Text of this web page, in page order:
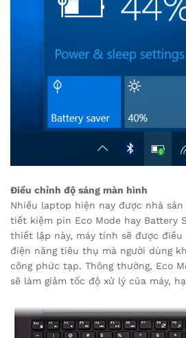
Điều chỉnh độ sáng màn hình
Nhiều laptop hiện nay được nhà
tiết kiệm pin Eco Mode hay Battery
thiết lập này, máy tính sẽ được điều
điện năng tiêu thụ mà người dùng
công phức tạp. Thông thường, Eco
sẽ làm giảm tốc độ xử lý của máy,